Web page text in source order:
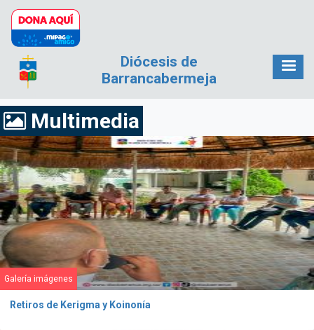
Pasar al contenido principal
Diócesis de
Barrancabermeja
Multimedia
Galería imágenes
Retiros de Kerigma y Koinonía